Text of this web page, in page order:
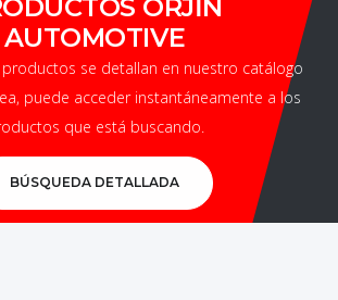
ORJİN
AUTOMOTIVE
se detallan en nuestro catálogo
puede acceder instantáneamente a los
que está buscando.
BÚSQUEDA DETALLADA